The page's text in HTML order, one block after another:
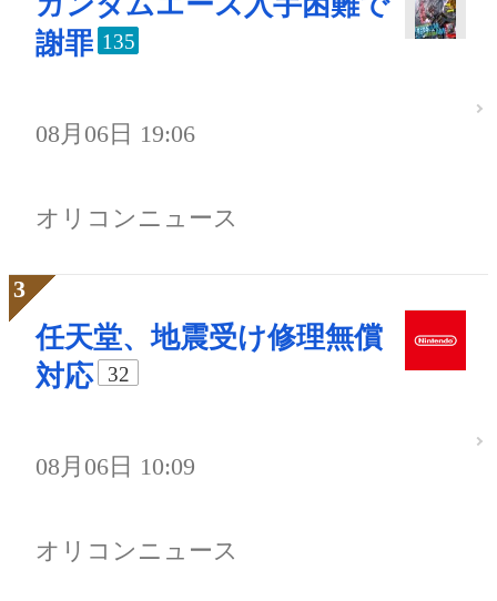
謝罪 135
08月06日 19:06
オリコンニュース
任天堂、地震受け修理無償
対応
32
08月06日 10:09
オリコンニュース